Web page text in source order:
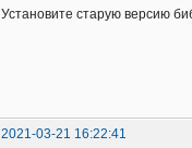
Установите старую версию
2021-03-21 16:22:41